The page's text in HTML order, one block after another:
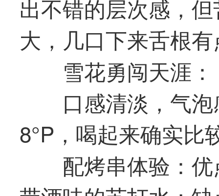
出不错的层次感，
大，几口下来舌根有
雪花勇闯天涯：
口感清淡，气
8°P，喝起来确实比
配烤串体验：